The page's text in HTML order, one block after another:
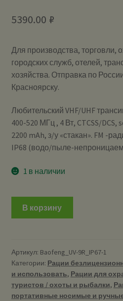
5390.00 ₽
Для производства, торговли,
городских служб, отелей,
хозяйства. Отправка по
Красноярску.
Любительский VHF/UHF
400-520 МГц , 4 Вт, CTCSS/DCS,
2200 mAh, з/у «стакан». FM -
IP68 (водо/пыле-
1 в наличии
В корзину
Артикул: Baofeng_UV-9R_IP67-1
Категории: Рации
и использовать, Рации для
туристов / охоты и рыбалки,
портативные носимые и